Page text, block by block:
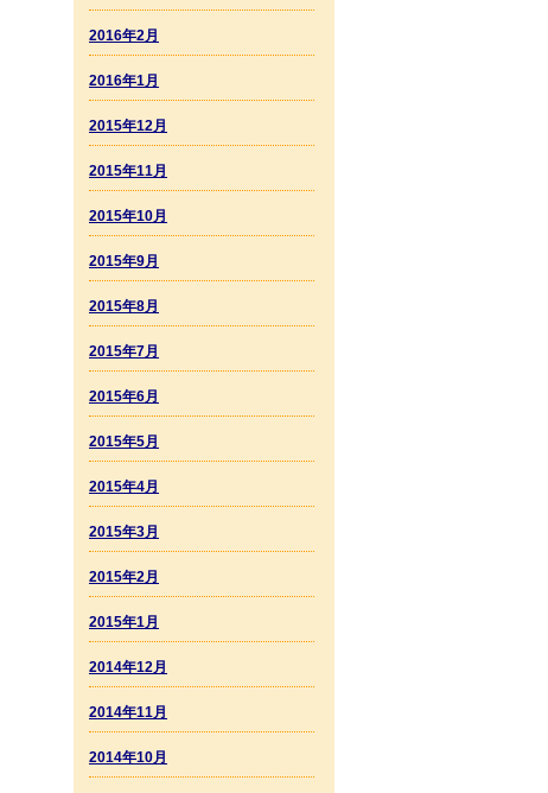
2016年2月
2016年1月
2015年12月
2015年11月
2015年10月
2015年9月
2015年8月
2015年7月
2015年6月
2015年5月
2015年4月
2015年3月
2015年2月
2015年1月
2014年12月
2014年11月
2014年10月